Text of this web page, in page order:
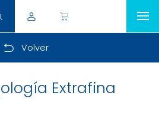
Volver
Extrafina